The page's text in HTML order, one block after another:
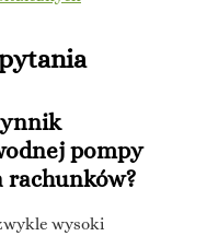
pompy
rachunków?
wysoki